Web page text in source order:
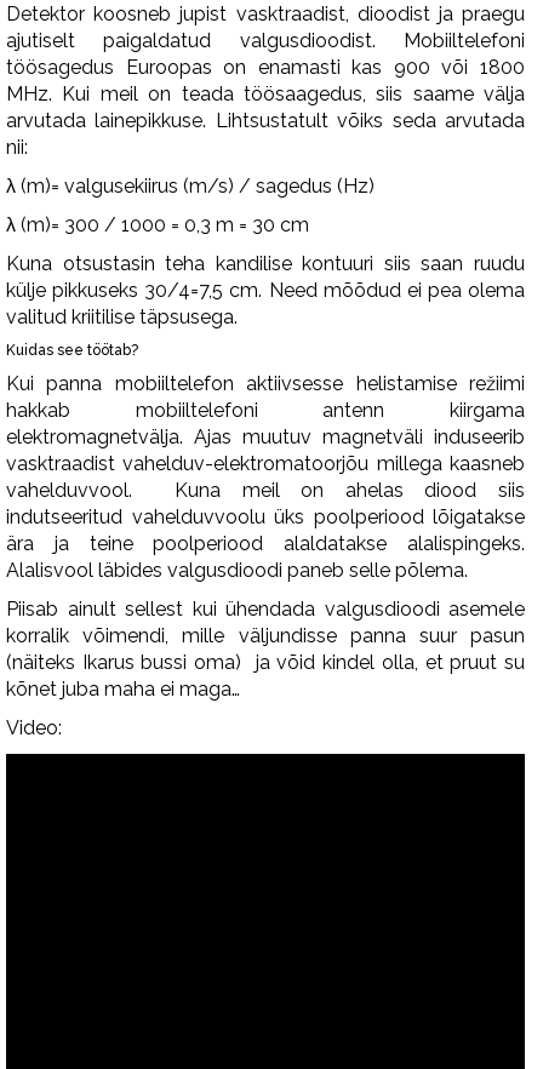
Detektor koosneb jupist vasktraadist, dioodist ja praegu
ajutiselt paigaldatud valgusdioodist. Mobiiltelefoni
töösagedus Euroopas on enamasti kas 900 või 1800
MHz. Kui meil on teada töösaagedus, siis saame välja
arvutada lainepikkuse. Lihtsustatult võiks seda arvutada
nii:
λ (m)= valgusekiirus (m/s) / sagedus (Hz)
λ (m)= 300 / 1000 = 0,3 m = 30 cm
Kuna otsustasin teha kandilise kontuuri siis saan ruudu
külje pikkuseks 30/4=7,5 cm. Need mõõdud ei pea olema
valitud kriitilise täpsusega.
Kuidas see töötab?
Kui panna mobiiltelefon aktiivsesse helistamise režiimi
hakkab mobiiltelefoni antenn kiirgama
elektromagnetvälja. Ajas muutuv magnetväli induseerib
vasktraadist vahelduv-elektromatoorjõu millega kaasneb
vahelduvvool. Kuna meil on ahelas diood siis
indutseeritud vahelduvvoolu üks poolperiood lõigatakse
ära ja teine poolperiood alaldatakse alalispingeks.
Alalisvool läbides valgusdioodi paneb selle põlema.
Piisab ainult sellest kui ühendada valgusdioodi asemele
korralik võimendi, mille väljundisse panna suur pasun
(näiteks Ikarus bussi oma) ja võid kindel olla, et pruut su
kõnet juba maha ei maga…
Video: